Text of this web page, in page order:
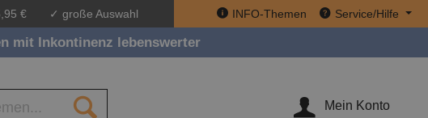
€ ✓ große Auswahl INFO-Themen Service/Hilfe
mit Inkontinenz lebenswerter
Mein Konto